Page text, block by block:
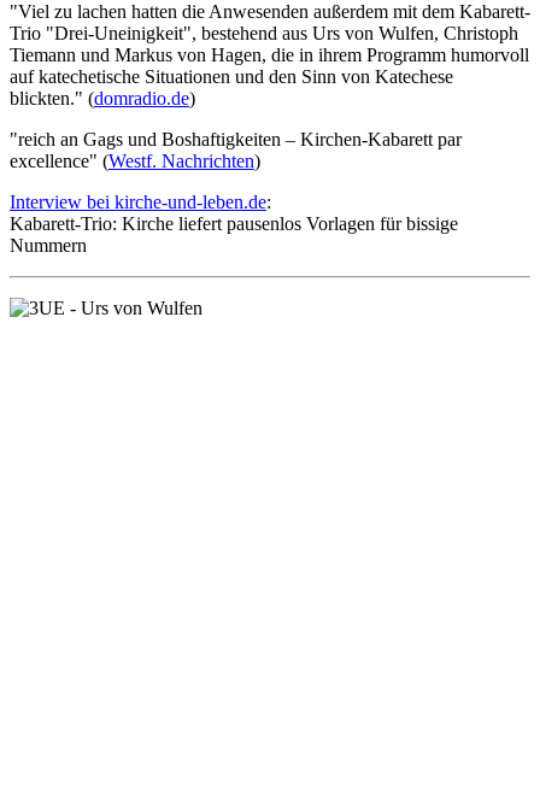
"Viel zu lachen hatten die Anwesenden außerdem mit dem Kabarett-
Trio "Drei-Uneinigkeit", bestehend aus Urs von Wulfen, Christoph
Tiemann und Markus von Hagen, die in ihrem Programm humorvoll
auf katechetische Situationen und den Sinn von Katechese
blickten." (domradio.de)
"reich an Gags und Boshaftigkeiten – Kirchen-Kabarett par
excellence" (Westf. Nachrichten)
Interview bei kirche-und-leben.de:
Kabarett-Trio: Kirche liefert pausenlos Vorlagen für bissige
Nummern